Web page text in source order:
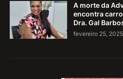
A morte da
encontra
Dra. Gal
fevereiro 25, 2025